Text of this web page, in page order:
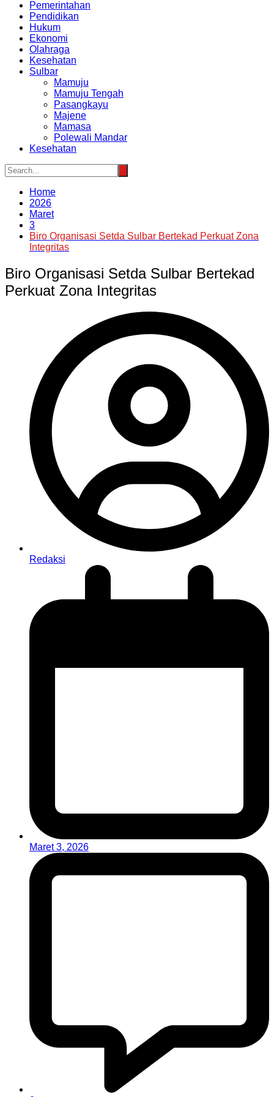
Pemerintahan
Pendidikan
Hukum
Ekonomi
Olahraga
Kesehatan
Sulbar
Mamuju
Mamuju Tengah
Pasangkayu
Majene
Mamasa
Polewali Mandar
Kesehatan
Home
2026
Maret
3
Biro Organisasi Setda Sulbar Bertekad Perkuat Zona
Integritas
Biro Organisasi Setda Sulbar Bertekad
Perkuat Zona Integritas
Redaksi
Maret 3, 2026